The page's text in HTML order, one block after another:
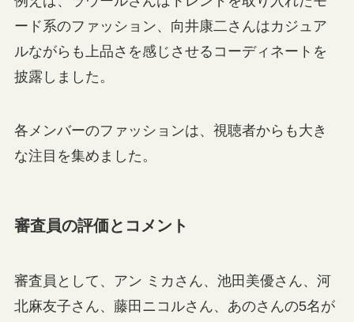
ード系のファッション、向井康二さんはカジュア
ルながらも上品さを感じさせるコーディネートを
披露しました。
各メンバーのファッションは、視聴者からも大き
な注目を集めました。
審査員の評価とコメント
審査員として、アン ミカさん、池田美優さん、河
北麻友子さん、藤田ニコルさん、あのさんの5名が